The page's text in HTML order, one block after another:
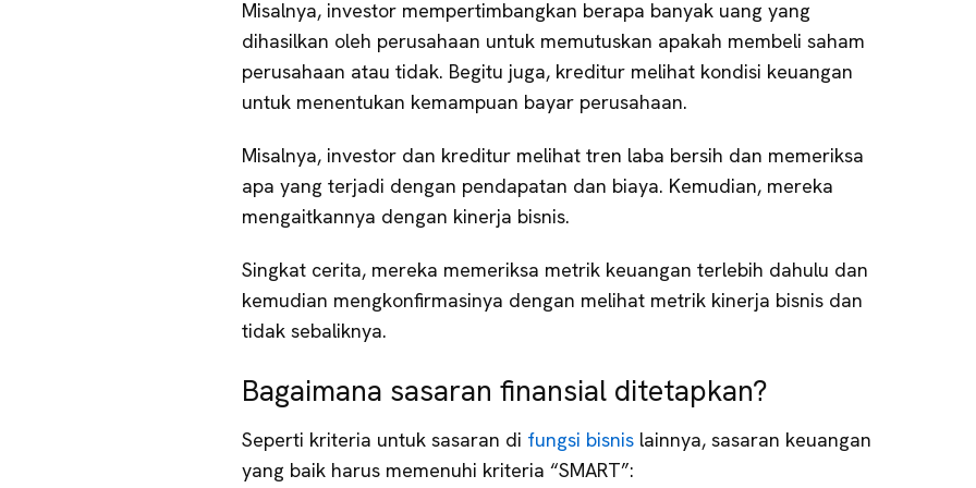
Misalnya, investor mempertimbangkan berapa banyak uang yang
dihasilkan oleh perusahaan untuk memutuskan apakah membeli saham
perusahaan atau tidak. Begitu juga, kreditur melihat kondisi keuangan
untuk menentukan kemampuan bayar perusahaan.
Misalnya, investor dan kreditur melihat tren laba bersih dan memeriksa
apa yang terjadi dengan pendapatan dan biaya. Kemudian, mereka
mengaitkannya dengan kinerja bisnis.
Singkat cerita, mereka memeriksa metrik keuangan terlebih dahulu dan
kemudian mengkonfirmasinya dengan melihat metrik kinerja bisnis dan
tidak sebaliknya.
Bagaimana sasaran finansial ditetapkan?
Seperti kriteria untuk sasaran di fungsi bisnis lainnya, sasaran keuangan
yang baik harus memenuhi kriteria “SMART”: